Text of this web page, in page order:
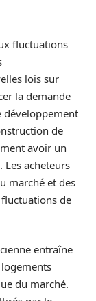
fluctuations
lois sur
la demande
développement
de
avoir un
acheteurs
marché et des
de
entraîne
du marché.